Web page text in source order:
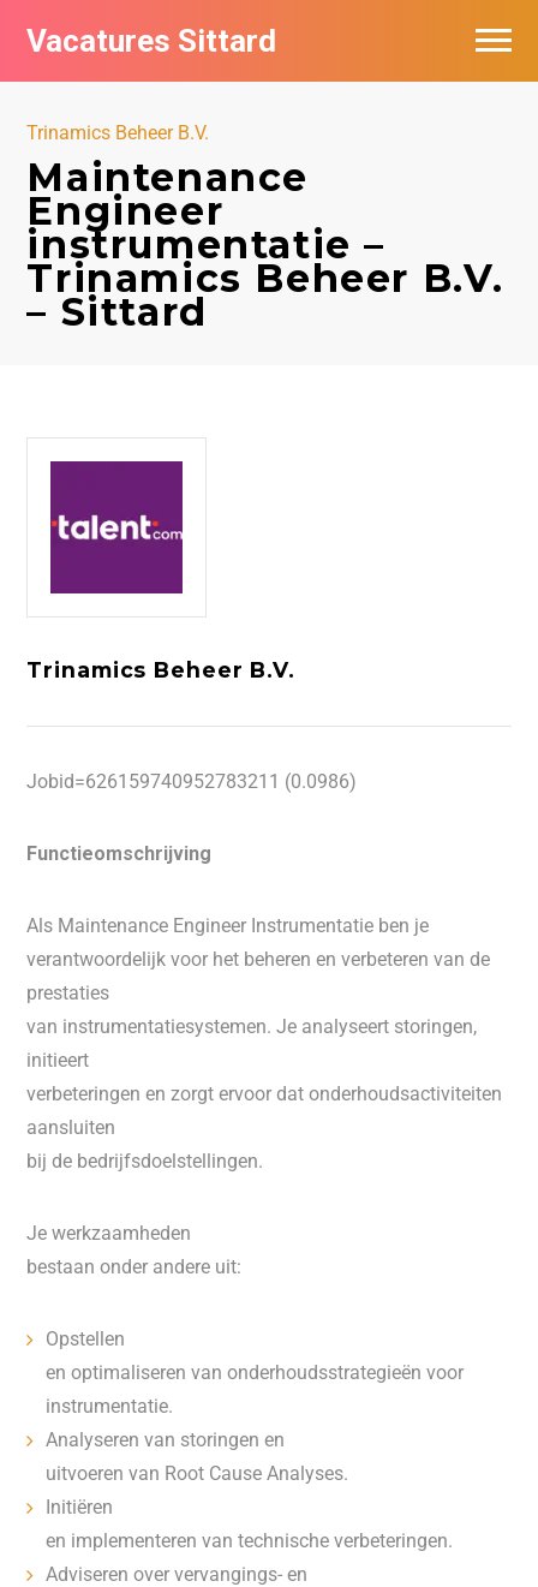
Vacatures Sittard
Trinamics Beheer B.V.
Maintenance
Engineer
instrumentatie –
Trinamics Beheer B.V.
– Sittard
Trinamics Beheer B.V.
Jobid=626159740952783211 (0.0986)
Functieomschrijving
Als Maintenance Engineer Instrumentatie ben je
verantwoordelijk voor het beheren en verbeteren van de
prestaties
van instrumentatiesystemen. Je analyseert storingen,
initieert
verbeteringen en zorgt ervoor dat onderhoudsactiviteiten
aansluiten
bij de bedrijfsdoelstellingen.
Je werkzaamheden
bestaan onder andere uit:
Opstellen
en optimaliseren van onderhoudsstrategieën voor
instrumentatie.
Analyseren van storingen en
uitvoeren van Root Cause Analyses.
Initiëren
en implementeren van technische verbeteringen.
Adviseren over vervangings- en
Vacatures per bedrijf